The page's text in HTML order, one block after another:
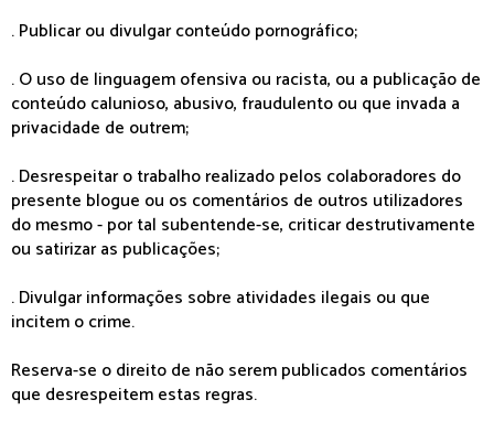
. Publicar ou divulgar conteúdo pornográfico;
. O uso de linguagem ofensiva ou racista, ou a publicação de
conteúdo calunioso, abusivo, fraudulento ou que invada a
privacidade de outrem;
. Desrespeitar o trabalho realizado pelos colaboradores do
presente blogue ou os comentários de outros utilizadores
do mesmo - por tal subentende-se, criticar destrutivamente
ou satirizar as publicações;
. Divulgar informações sobre atividades ilegais ou que
incitem o crime.
Reserva-se o direito de não serem publicados comentários
que desrespeitem estas regras.